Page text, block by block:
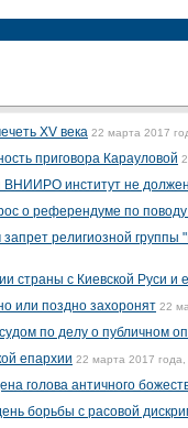
XV века 22 марта 2017
приговора Карауловой
ВНИИРО институт не
о референдуме по
религиозной
страны с Киевской Руси
или поздно захоронят 22
по делу о публичном
епархии 22 марта 2017 года,
голова античного
борьбы с расовой